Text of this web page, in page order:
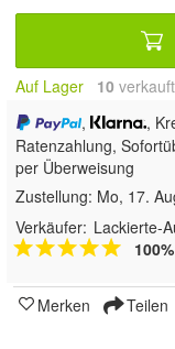
Auf Lager 10 verkauft
,
,
Ratenzahlung,
per Überweisung
Zustellung: Mo, 17.
Verkäufer: Lackierte-
Merken Teilen